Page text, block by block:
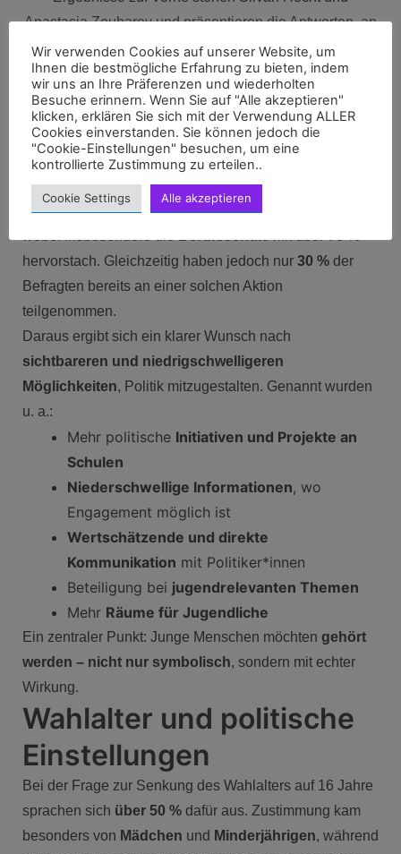
Die Ergebnisse auf die Frage bei welchen politischen
Veranstaltungen kemptener Jugendlicher bereits
teilgenommen haben werden die Ergebnisse vorgestellt
35 % gaben an, ihre Meinung überAktionen und
Veranstaltungenin Kempten einbringen zu können,
hervorstach. Gleichzeitig haben jedoch nur 30 % der
Befragten bereits an einer solchen Aktion
teilgenommen.
Daraus ergibt sich ein klarer Wunsch nach
sichtbareren und niedrigschwelligeren
Möglichkeiten, Politik mitzugestalten. Genannt wurden
u. a.:
Mehr politische Initiativen und Projekte an
Schulen
Niederschwellige Informationen, wo
Engagement möglich ist
Wertschätzende und direkte
Kommunikation mit Politiker*innen
Beteiligung bei jugendrelevanten Themen
Mehr Räume für Jugendliche
Ein zentraler Punkt: Junge Menschen möchten gehört
werden – nicht nur symbolisch, sondern mit echter
Wirkung.
Wahlalter und politische
Einstellungen
Bei der Frage zur Senkung des Wahlalters auf 16 Jahre
sprachen sich über 50 % dafür aus. Zustimmung kam
besonders von Mädchen und Minderjährigen, während
Wir verwenden Cookies auf unserer Website, um
Ihnen die bestmögliche Erfahrung zu bieten, indem
wir uns an Ihre Präferenzen und wiederholten
Besuche erinnern. Wenn Sie auf "Alle akzeptieren"
klicken, erklären Sie sich mit der Verwendung ALLER
Cookies einverstanden. Sie können jedoch die
"Cookie-Einstellungen" besuchen, um eine
kontrollierte Zustimmung zu erteilen..
Cookie Settings Alle akzeptieren